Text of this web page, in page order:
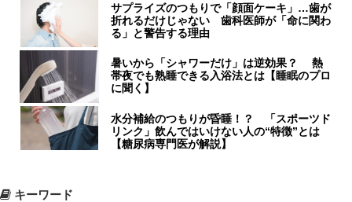
サプライズのつもりで「顔面ケーキ」…歯が
折れるだけじゃない 歯科医師が「命に関わ
る」と警告する理由
暑いから「シャワーだけ」は逆効果？ 熱
帯夜でも熟睡できる入浴法とは【睡眠のプロ
に聞く】
水分補給のつもりが昏睡！？ 「スポーツド
リンク」飲んではいけない人の“特徴”とは
【糖尿病専門医が解説】
キーワード